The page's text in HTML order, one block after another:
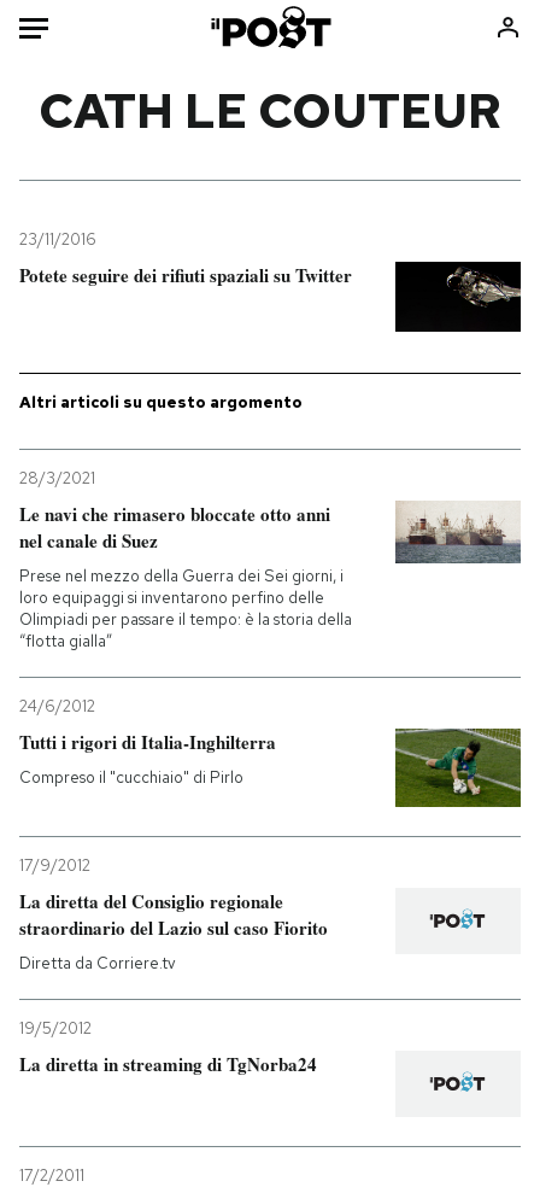
Mondo
Politica
Scienza
Cultura
Economia
Sport
Consumismi
Media
Altrecose
PODCAST
I MIEI PREFERITI
CALENDARIO
Entra
CATH LE COUTEUR
23/11/2016
Potete seguire dei rifiuti spaziali su Twitter
Altri articoli su questo argomento
28/3/2021
Le navi che rimasero bloccate otto anni
nel canale di Suez
Prese nel mezzo della Guerra dei Sei giorni, i
loro equipaggi si inventarono perfino delle
Olimpiadi per passare il tempo: è la storia della
“flotta gialla”
24/6/2012
Tutti i rigori di Italia-Inghilterra
Compreso il "cucchiaio" di Pirlo
17/9/2012
La diretta del Consiglio regionale
straordinario del Lazio sul caso Fiorito
Diretta da Corriere.tv
19/5/2012
La diretta in streaming di TgNorba24
17/2/2011